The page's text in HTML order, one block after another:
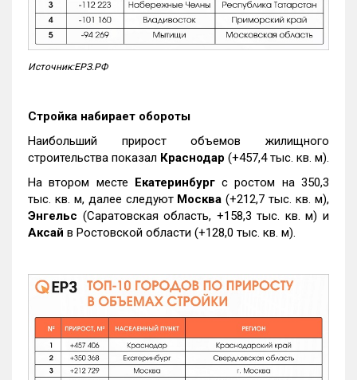
Источник:ЕРЗ.РФ
Стройка набирает обороты
Наибольший прирост объемов жилищного
строительства показал Краснодар (+457,4 тыс. кв. м).
На втором месте Екатеринбургс ростом на 350,3
тыс. кв. м, далее следуют Москва (+212,7 тыс. кв. м),
Энгельс (Саратовская область, +158,3 тыс. кв. м) и
Аксай в Ростовской области (+128,0 тыс. кв. м).